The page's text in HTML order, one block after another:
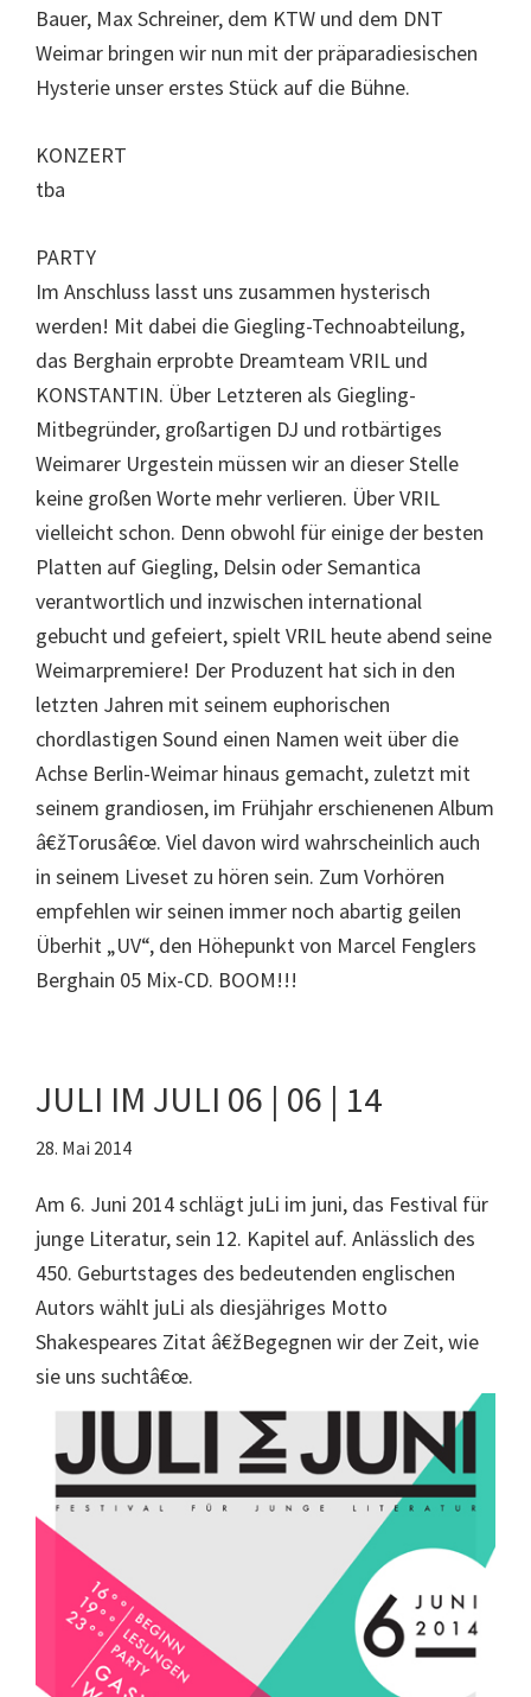
Bauer, Max Schreiner, dem KTW und dem DNT
Weimar bringen wir nun mit der präparadiesischen
Hysterie unser erstes Stück auf die Bühne.
KONZERT
tba
PARTY
Im Anschluss lasst uns zusammen hysterisch
werden! Mit dabei die Giegling-Technoabteilung,
das Berghain erprobte Dreamteam VRIL und
KONSTANTIN. Über Letzteren als Giegling-
Mitbegründer, großartigen DJ und rotbärtiges
Weimarer Urgestein müssen wir an dieser Stelle
keine großen Worte mehr verlieren. Über VRIL
vielleicht schon. Denn obwohl für einige der besten
Platten auf Giegling, Delsin oder Semantica
verantwortlich und inzwischen international
gebucht und gefeiert, spielt VRIL heute abend seine
Weimarpremiere! Der Produzent hat sich in den
letzten Jahren mit seinem euphorischen
chordlastigen Sound einen Namen weit über die
Achse Berlin-Weimar hinaus gemacht, zuletzt mit
seinem grandiosen, im Frühjahr erschienenen Album
â€žTorusâ€œ. Viel davon wird wahrscheinlich auch
in seinem Liveset zu hören sein. Zum Vorhören
empfehlen wir seinen immer noch abartig geilen
Überhit „UV“, den Höhepunkt von Marcel Fenglers
Berghain 05 Mix-CD. BOOM!!!
JULI IM JULI 06 | 06 | 14
28. Mai 2014
Am 6. Juni 2014 schlägt juLi im juni, das Festival für
junge Literatur, sein 12. Kapitel auf. Anlässlich des
450. Geburtstages des bedeutenden englischen
Autors wählt juLi als diesjähriges Motto
Shakespeares Zitat â€žBegegnen wir der Zeit, wie
sie uns suchtâ€œ.